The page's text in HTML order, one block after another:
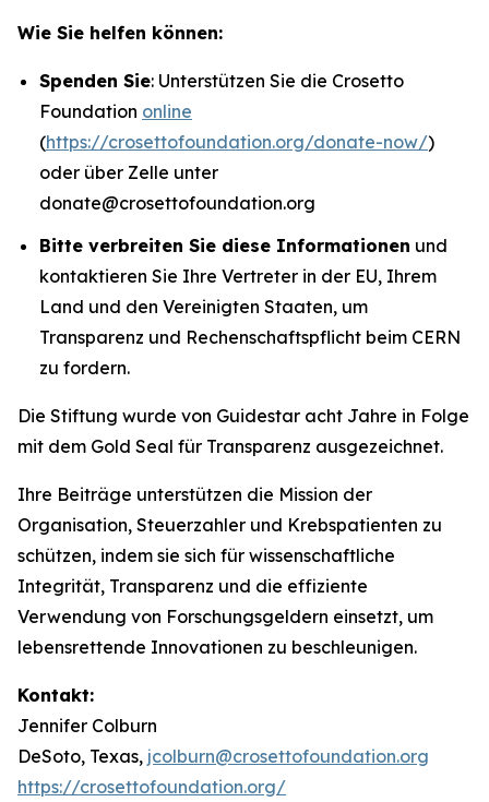
Wie Sie helfen können:
Spenden Sie: Unterstützen Sie die Crosetto
Foundation online
(https://crosettofoundation.org/donate-now/)
oder über Zelle unter
donate@crosettofoundation.org
Bitte verbreiten Sie diese Informationen und
kontaktieren Sie Ihre Vertreter in der EU, Ihrem
Land und den Vereinigten Staaten, um
Transparenz und Rechenschaftspflicht beim CERN
zu fordern.
Die Stiftung wurde von Guidestar acht Jahre in Folge
mit dem Gold Seal für Transparenz ausgezeichnet.
Ihre Beiträge unterstützen die Mission der
Organisation, Steuerzahler und Krebspatienten zu
schützen, indem sie sich für wissenschaftliche
Integrität, Transparenz und die effiziente
Verwendung von Forschungsgeldern einsetzt, um
lebensrettende Innovationen zu beschleunigen.
Kontakt:
Jennifer Colburn
DeSoto, Texas, jcolburn@crosettofoundation.org
https://crosettofoundation.org/